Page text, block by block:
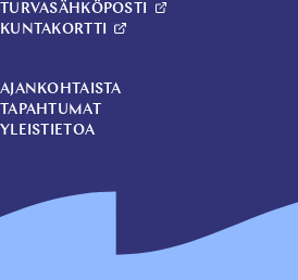
TURVASÄHKÖPOSTI
KUNTAKORTTI
AJANKOHTAISTA
TAPAHTUMAT
YLEISTIETOA